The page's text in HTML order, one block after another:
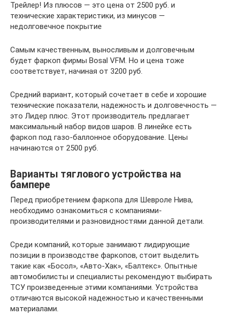
Трейлер! Из плюсов — это цена от 2500 руб. и
технические характеристики, из минусов —
недолговечное покрытие
Самым качественным, выносливым и долговечным
будет фаркоп фирмы Bosal VFM. Но и цена тоже
соответствует, начиная от 3200 руб.
Средний вариант, который сочетает в себе и хорошие
технические показатели, надежность и долговечность —
это Лидер плюс. Этот производитель предлагает
максимальный набор видов шаров. В линейке есть
фаркоп под газо-баллонное оборудование. Цены
начинаются от 2500 руб.
Варианты тяглового устройства на
бампере
Перед приобретением фаркопа для Шевроле Нива,
необходимо ознакомиться с компаниями-
производителями и разновидностями данной детали.
Среди компаний, которые занимают лидирующие
позиции в производстве фаркопов, стоит выделить
такие как «Босол», «Авто-Хак», «Балтекс». Опытные
автомобилисты и специалисты рекомендуют выбирать
ТСУ произведенные этими компаниями. Устройства
отличаются высокой надежностью и качественными
материалами.